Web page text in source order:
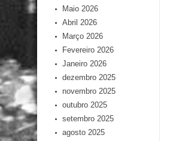
Maio 2026
Abril 2026
Março 2026
Fevereiro 2026
Janeiro 2026
dezembro 2025
novembro 2025
outubro 2025
setembro 2025
agosto 2025